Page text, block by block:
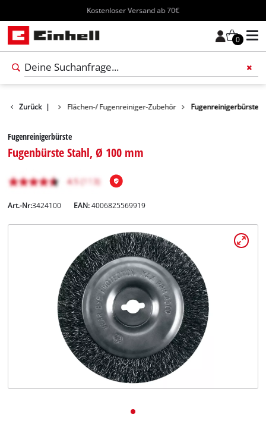
Kostenloser Versand ab 70€
0
Deutsch
Zurück |
Zubehör Flächen-/ Fugenreiniger-Zubehör Fugenreinigerbürste
Fugenreinigerbürste
Fugenbürste Stahl, Ø 100 mm
Art.-Nr:3424100 EAN:4006825569919